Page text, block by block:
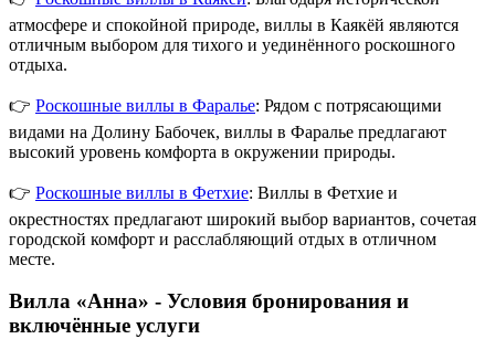
атмосфере и спокойной природе, виллы в Каякёй являются
отличным выбором для тихого и уединённого роскошного
отдыха.
👉 Роскошные виллы в Фаралье: Рядом с потрясающими
видами на Долину Бабочек, виллы в Фаралье предлагают
высокий уровень комфорта в окружении природы.
👉 Роскошные виллы в Фетхие: Виллы в Фетхие и
окрестностях предлагают широкий выбор вариантов, сочетая
городской комфорт и расслабляющий отдых в отличном
месте.
Вилла «Анна» - Условия бронирования и
включённые услуги